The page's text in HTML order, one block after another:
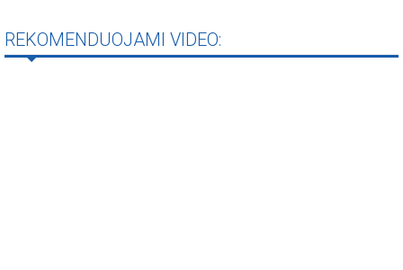
REKOMENDUOJAMI VIDEO: